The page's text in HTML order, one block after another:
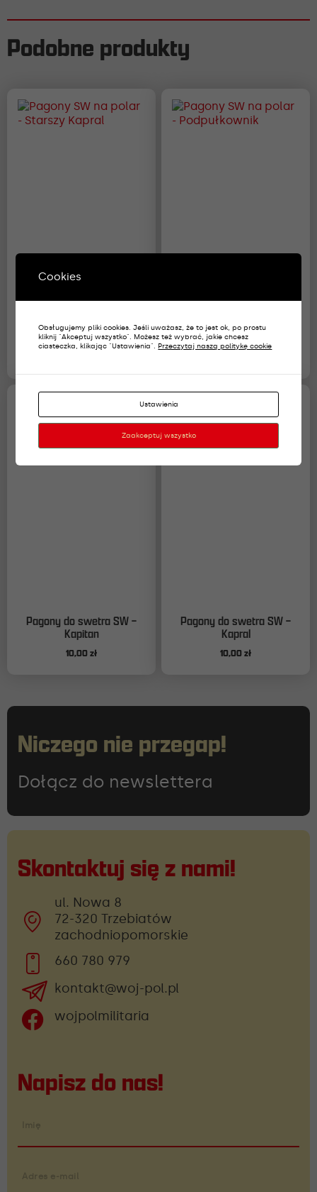
Podobne produkty
Pagony SW na polar –
Starszy Kapral
Pagony SW na polar –
Podpułkownik
Pagony do swetra SW –
Kapitan
10,00zł
Pagony do swetra SW –
Kapral
10,00zł
Niczego nie przegap!
Dołącz do newslettera
Skontaktuj się z nami!
ul. Nowa 8
72-320 Trzebiatów
zachodniopomorskie
660 780 979
kontakt@woj-pol.pl
wojpolmilitaria
Napisz do nas!
Cookies
Obsługujemy pliki cookies. Jeśli uważasz, że to jest ok, po prostu
kliknij "Akceptuj wszystko". Możesz też wybrać, jakie chcesz
ciasteczka, klikając "Ustawienia". Przeczytaj naszą politykę cookie
Ustawienia
Zaakceptuj wszystko